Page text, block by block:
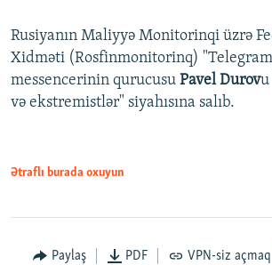
Rusiyanın Maliyyə Monitorinqi üzrə
Xidməti (Rosfinmonitorinq)
messencerinin qurucusu Pavel Durov
və ekstremistlər" siyahısına salıb.
Ətraflı burada oxuyun
Paylaş PDF VPN-siz açmaq